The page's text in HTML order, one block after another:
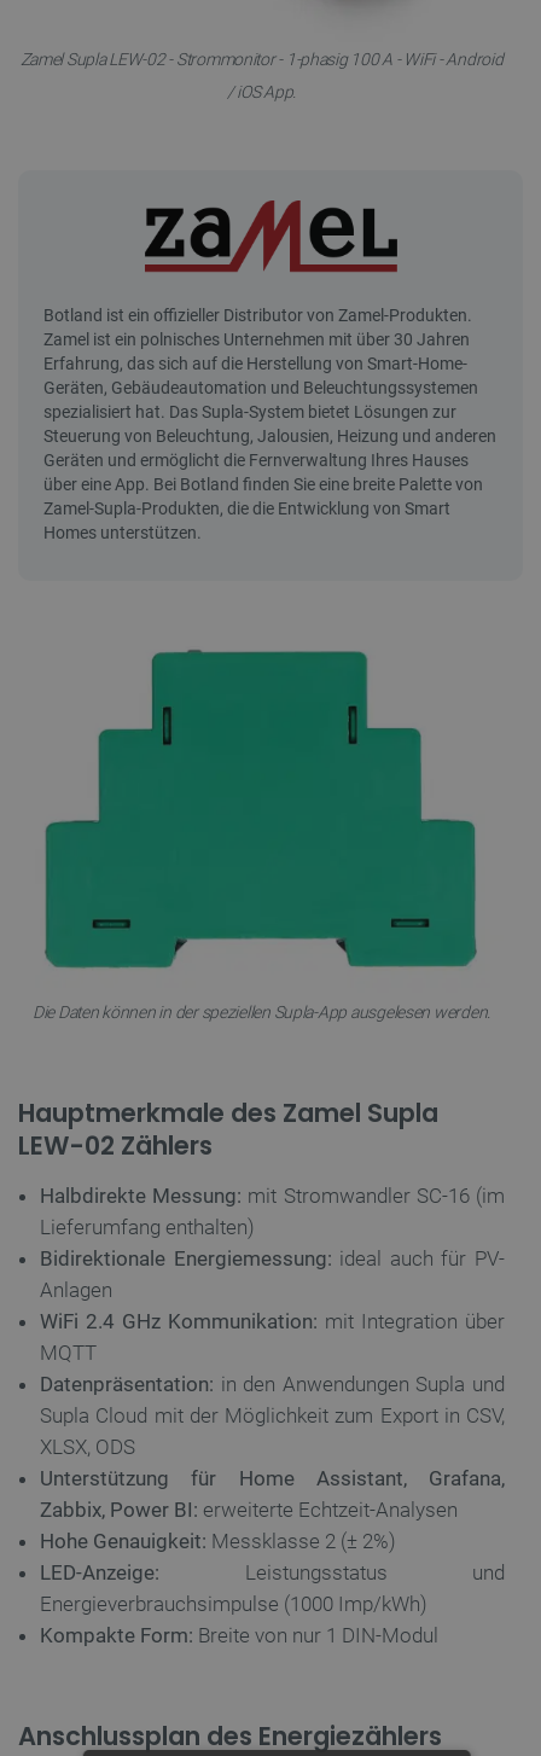
Zamel Supla LEW-02 - Strommonitor - 1-phasig 100 A - WiFi - Android
/ iOS App.
Die Daten können in der speziellen Supla-App ausgelesen werden.
Hauptmerkmale des Zamel Supla
LEW-02 Zählers
Halbdirekte Messung: mit Stromwandler SC-16 (im
Lieferumfang enthalten)
Bidirektionale Energiemessung: ideal auch für PV-
Anlagen
WiFi 2.4 GHz Kommunikation: mit Integration über
MQTT
Datenpräsentation: in den Anwendungen Supla und
Supla Cloud mit der Möglichkeit zum Export in CSV,
XLSX, ODS
Unterstützung für Home Assistant, Grafana,
Zabbix, Power BI: erweiterte Echtzeit-Analysen
Hohe Genauigkeit: Messklasse 2 (± 2%)
LED-Anzeige: Leistungsstatus und
Energieverbrauchsimpulse (1000 Imp/kWh)
Kompakte Form: Breite von nur 1 DIN-Modul
Anschlussplan des Energiezählers